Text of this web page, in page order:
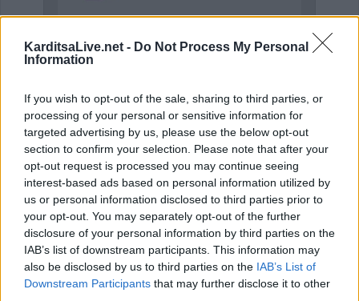
KarditsaLive.net - Do Not Process My Personal
Information
If you wish to opt-out of the sale, sharing to third parties, or
processing of your personal or sensitive information for
targeted advertising by us, please use the below opt-out
section to confirm your selection. Please note that after your
opt-out request is processed you may continue seeing
interest-based ads based on personal information utilized by
us or personal information disclosed to third parties prior to
your opt-out. You may separately opt-out of the further
disclosure of your personal information by third parties on the
IAB’s list of downstream participants. This information may
also be disclosed by us to third parties on the IAB’s List of
Downstream Participants that may further disclose it to other
ΤΕΛΕΥΤΑΙΑ ΝΕΑ
Συμμαχία Υπέρ των Πολιτών: Σκιές για το
κόστος, τους όρους, τον τρόπο και τον
φορέα δημοπράτησης των κολυμβητικών
δεξαμενών της Περιφερειακής Αρχής
Κουρέτα
7 Αυγούστου 2026, 18:00
Υπό έλεγχο η φωτιά σε δύσβατο σημείο στον
Όλυμπο – Παραμένουν οι δυνάμεις στο